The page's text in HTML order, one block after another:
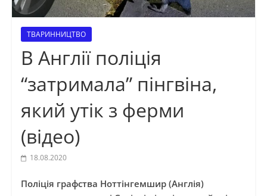
ТВАРИННИЦТВО
В Англії поліція
“затримала” пінгвіна,
який утік з ферми
(відео)
18.08.2020
Поліція графства Ноттінгемшир (Англія)